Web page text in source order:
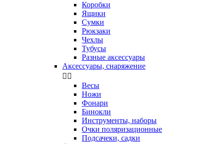
Коробки
Ящики
Сумки
Рюкзаки
Чехлы
Тубусы
Разные аксессуары
Аксессуары, снаряжение
 
Весы
Ножи
Фонари
Бинокли
Инструменты, наборы
Очки поляризационные
Подсачеки, садки